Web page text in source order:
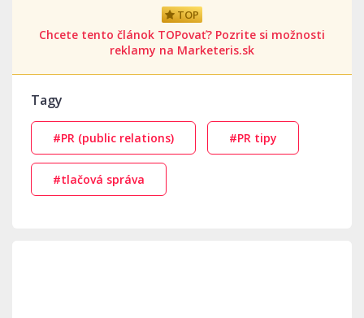
TOP
Chcete tento článok TOPovať? Pozrite si možnosti
reklamy na Marketeris.sk
Tagy
#PR (public relations) #PR tipy
#tlačová správa